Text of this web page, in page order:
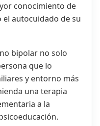
conocimiento de
autocuidado de su
bipolar no solo
que lo
y entorno más
una terapia
a la